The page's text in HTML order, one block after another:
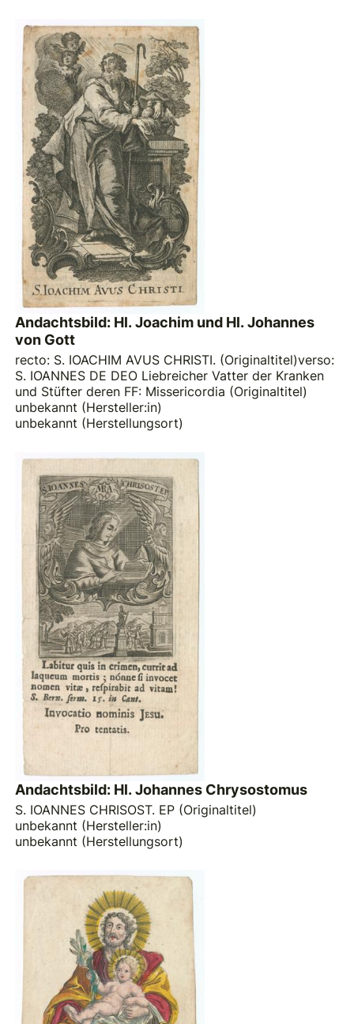
Andachtsbild: Hl. Joachim und Hl. Johannes
von Gott
recto: S. IOACHIM AVUS CHRISTI. (Originaltitel)verso:
S. IOANNES DE DEO Liebreicher Vatter der Kranken
und Stüfter deren FF: Missericordia (Originaltitel)
unbekannt (Hersteller:in)
unbekannt (Herstellungsort)
Andachtsbild: Hl. Johannes Chrysostomus
S. IOANNES CHRISOST. EP (Originaltitel)
unbekannt (Hersteller:in)
unbekannt (Herstellungsort)